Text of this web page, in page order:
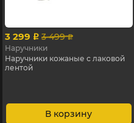
3 299 p 3 499 p
Наручники
Наручники кожаные с лаковой
лентой
В корзину